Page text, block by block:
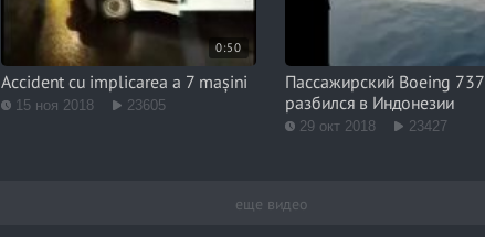
0:50
Accident cu implicarea a 7 mașini
15 ноя 2018 23605
Пассажирский Boeing 737
разбился в Индонезии
29 окт 2018 23427
еще видео